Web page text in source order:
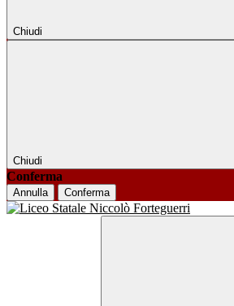
Chiudi
Chiudi
Conferma
Annulla Conferma